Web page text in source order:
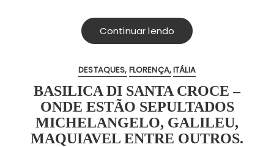
Continuar lendo
DESTAQUES FLORENÇA ITÁLIA
BASILICA DI SANTA CROCE –
ONDE ESTÃO SEPULTADOS
MICHELANGELO, GALILEU,
MAQUIAVEL ENTRE OUTROS.